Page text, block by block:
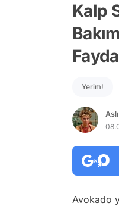
Kalp
Yerim!
Avokado